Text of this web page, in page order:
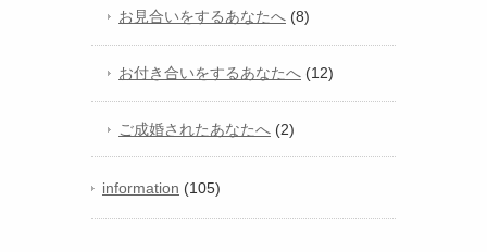
お見合いをするあなたへ (8)
お付き合いをするあなたへ (12)
ご成婚されたあなたへ (2)
information (105)